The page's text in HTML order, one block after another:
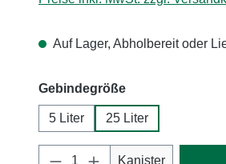
Auf Lager, Abholbereit oder
Gebindegrößeauswählen
5 Liter 25 Liter
Produkt Anzahl: Gib
Kanister